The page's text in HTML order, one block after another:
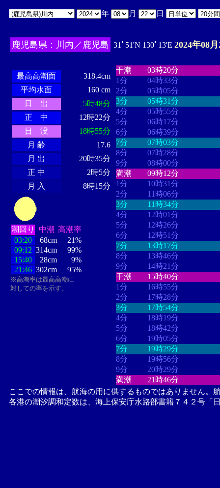
年 月 日
鹿児島県：川内／鹿児島 31ﾟ51'N 130ﾟ13'E 2024年08
最高高潮面
318.4cm
平均水面
160 cm
日 出
5時48分
正 中
12時22分
日 没
18時55分
月 齢
17.6
月 出
20時35分
正 中
2時5分
月 入
8時15分
潮回り 中潮 高潮率
03:20
68cm
21%
09:12 314cm
99%
15:40
28cm
9%
21:46 302cm 95%
※高潮率は最高高潮に
対しての率を示す。
干潮
03時20分
1分
04時33分
2分
05時05分
3分
05時31分
4分
05時55分
5分
06時17分
6分
06時39分
7分
07時03分
8分
07時28分
9分
08時00分
満潮
09時12分
1分
10時31分
2分
11時06分
3分
11時34分
4分
12時01分
5分
12時26分
6分
12時51分
7分
13時17分
8分
13時46分
9分
14時21分
干潮
15時40分
1分
16時55分
2分
17時28分
3分
17時54分
4分
18時19分
5分
18時42分
6分
19時05分
7分
19時29分
8分
19時56分
9分
20時29分
満潮
21時46分
ここでの情報は、航海の用に供するものではありません。
各港の潮汐調和定数は、海上保安庁水路部書籍７４２号「